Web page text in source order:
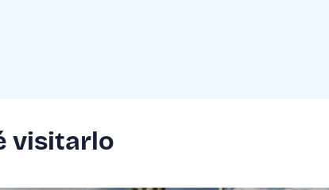
visitarlo